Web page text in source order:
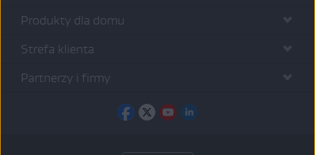
Produkty dla domu
Strefa klienta
Partnerzy i firmy